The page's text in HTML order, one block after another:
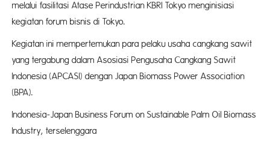
melalui fasilitasi Atase Perindustrian KBRI Tokyo menginisiasi
kegiatan forum bisnis di Tokyo.
Kegiatan ini mempertemukan para pelaku usaha cangkang sawit
yang tergabung dalam Asosiasi Pengusaha Cangkang Sawit
Indonesia (APCASI) dengan Japan Biomass Power Association
(BPA).
Indonesia-Japan Business Forum on Sustainable Palm Oil Biomass
Industry, terselenggara